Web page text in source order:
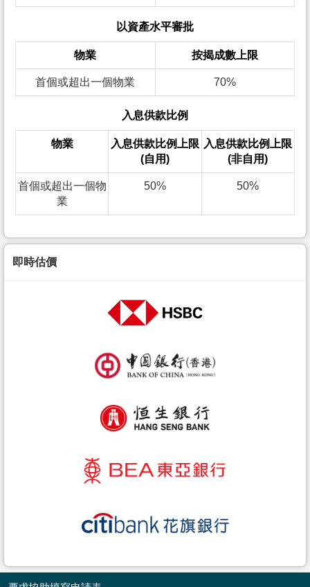
以資產水平審批
物業 按揭成數上限
首個或超出一個物業 70%
入息供款比例
物業
入息供款比例上限
(自用)
入息供款比例上限
(非自用)
首個或超出一個物
業
50% 50%
即時估價